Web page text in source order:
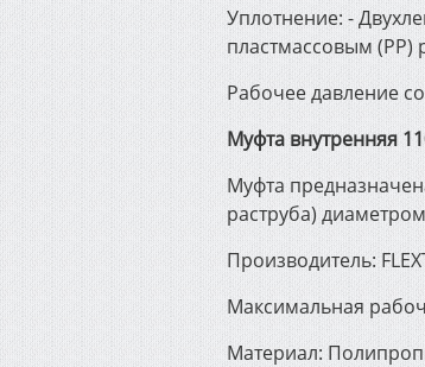
Уплотнение: -
пластмассовым
Рабочее давление
Муфта внутренняя
Муфта
раструба)
Производитель:
Максимальная
Материал: